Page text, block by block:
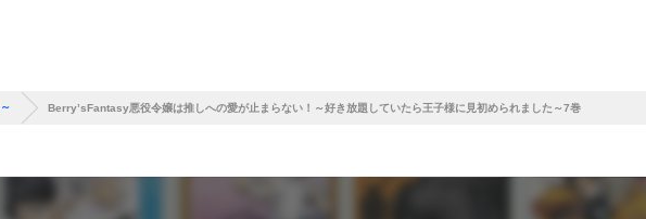
Berry’sFantasy悪役令嬢は推しへの愛が止まらない！～好き放題していたら王子様に見初められました～7巻